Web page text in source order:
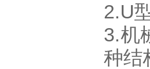
2.U
3.机
种结